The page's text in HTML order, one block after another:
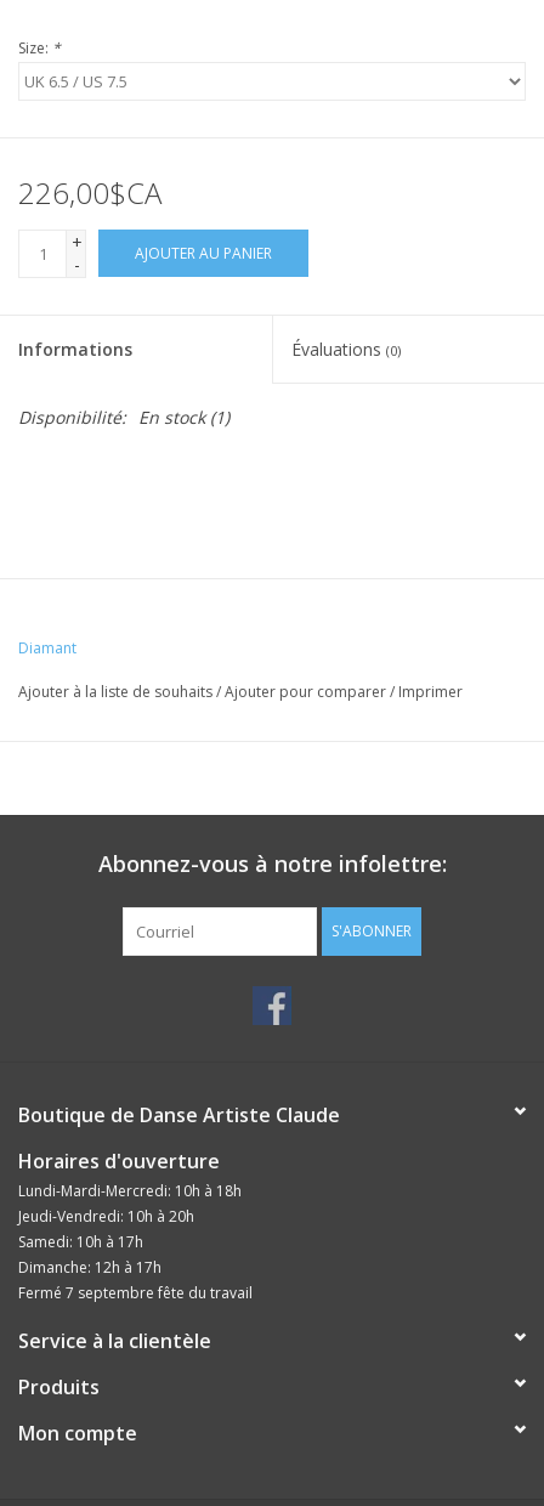
Size: *
226,00$CA
+
-
AJOUTER AU PANIER
Informations Évaluations (0)
Disponibilité: En stock(1)
Diamant
Ajouter à la liste de souhaits/Ajouter pour comparer/ Imprimer
Abonnez-vous à notre infolettre:
S'ABONNER
Boutique de Danse Artiste Claude
Horaires d'ouverture
Lundi-Mardi-Mercredi: 10h à 18h
Jeudi-Vendredi: 10h à 20h
Samedi: 10h à 17h
Dimanche: 12h à 17h
Fermé 7 septembre fête du travail
Service à la clientèle
Produits
Mon compte